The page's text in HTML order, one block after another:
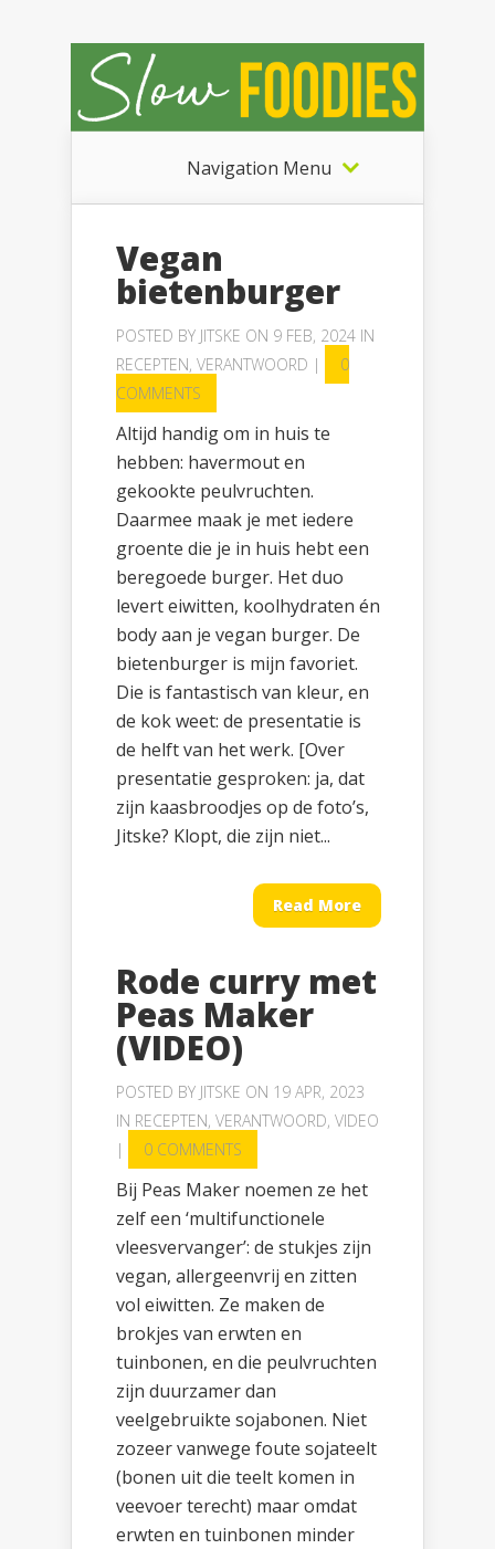
Navigation Menu
Vegan
bietenburger
POSTED BY JITSKE ON 9 FEB, 2024 IN
RECEPTEN, VERANTWOORD |
0
COMMENTS
Altijd handig om in huis te
hebben: havermout en
gekookte peulvruchten.
Daarmee maak je met iedere
groente die je in huis hebt een
beregoede burger. Het duo
levert eiwitten, koolhydraten én
body aan je vegan burger. De
bietenburger is mijn favoriet.
Die is fantastisch van kleur, en
de kok weet: de presentatie is
de helft van het werk. [Over
presentatie gesproken: ja, dat
zijn kaasbroodjes op de foto’s,
Jitske? Klopt, die zijn niet...
Read More
Rode curry met
Peas Maker
(VIDEO)
POSTED BY JITSKE ON 19 APR, 2023
IN RECEPTEN, VERANTWOORD, VIDEO
|
0 COMMENTS
Bij Peas Maker noemen ze het
zelf een ‘multifunctionele
vleesvervanger’: de stukjes zijn
vegan, allergeenvrij en zitten
vol eiwitten. Ze maken de
brokjes van erwten en
tuinbonen, en die peulvruchten
zijn duurzamer dan
veelgebruikte sojabonen. Niet
zozeer vanwege foute sojateelt
(bonen uit die teelt komen in
veevoer terecht) maar omdat
erwten en tuinbonen minder